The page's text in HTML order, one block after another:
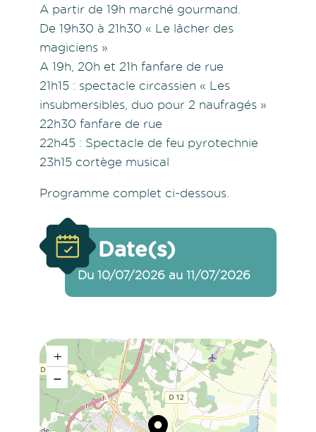
A partir de 19h marché gourmand.
De 19h30 à 21h30 « Le lâcher des
magiciens »
A 19h, 20h et 21h fanfare de rue
21h15 : spectacle circassien « Les
insubmersibles, duo pour 2 naufragés »
22h30 fanfare de rue
22h45 : Spectacle de feu pyrotechnie
23h15 cortège musical
Programme complet ci-dessous.
Date(s)
Du 10/07/2026 au 11/07/2026
+
−